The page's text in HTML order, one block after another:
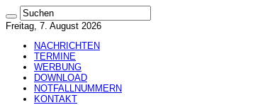
Freitag, 7. August 2026
NACHRICHTEN
TERMINE
WERBUNG
DOWNLOAD
NOTFALLNUMMERN
KONTAKT